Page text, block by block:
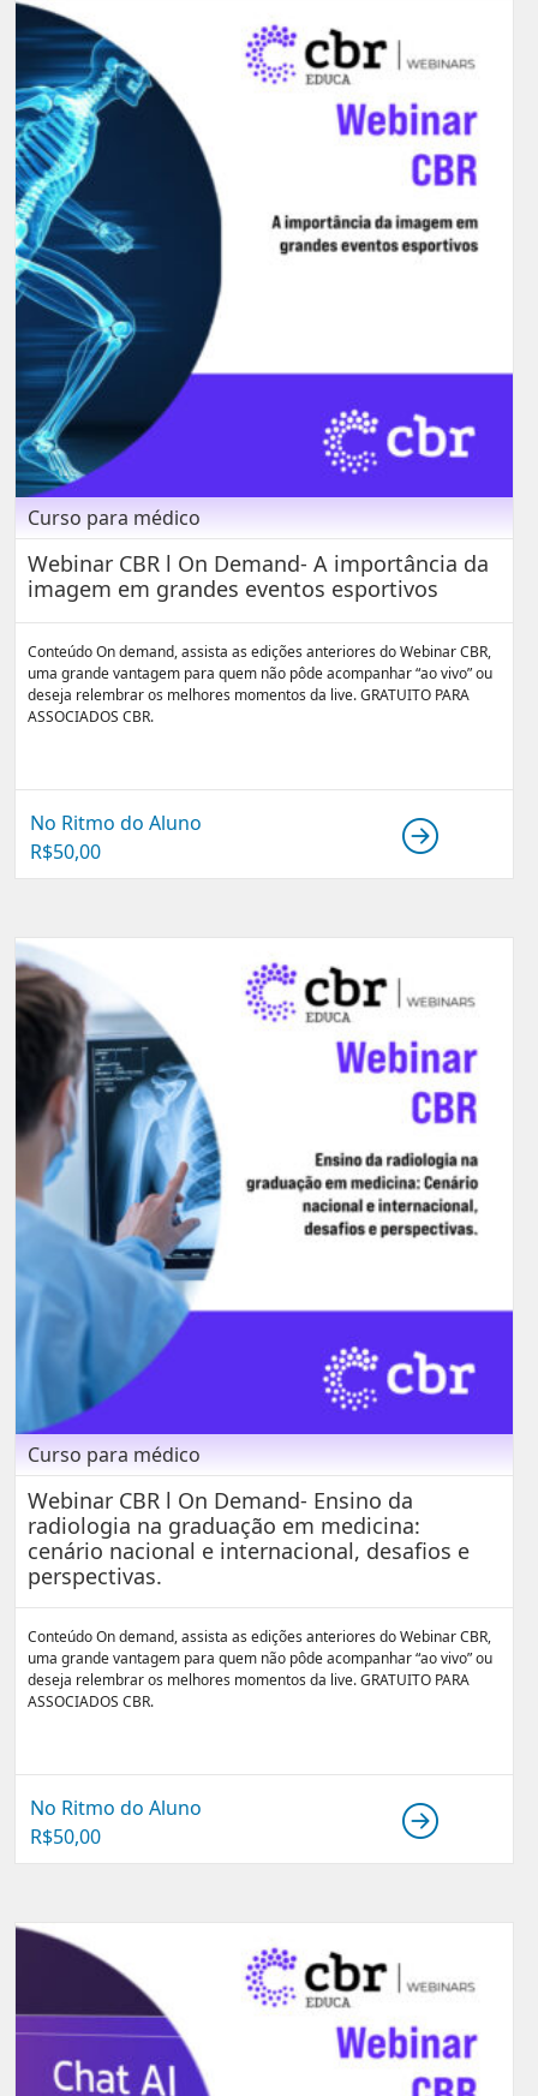
Curso para médico
Webinar CBR l On Demand- A importância da
imagem em grandes eventos esportivos
Conteúdo On demand, assista as edições anteriores do Webinar CBR,
uma grande vantagem para quem não pôde acompanhar “ao vivo” ou
deseja relembrar os melhores momentos da live. GRATUITO PARA
ASSOCIADOS CBR.
No Ritmo do Aluno
R$50,00
Curso para médico
Webinar CBR l On Demand- Ensino da
radiologia na graduação em medicina:
cenário nacional e internacional, desafios e
perspectivas.
Conteúdo On demand, assista as edições anteriores do Webinar CBR,
uma grande vantagem para quem não pôde acompanhar “ao vivo” ou
deseja relembrar os melhores momentos da live. GRATUITO PARA
ASSOCIADOS CBR.
No Ritmo do Aluno
R$50,00